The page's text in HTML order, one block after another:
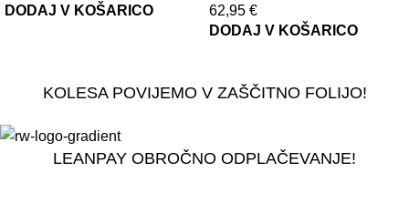
DODAJ V KOŠARICO
62,95 €
DODAJ V KOŠARICO
KOLESA POVIJEMO V ZAŠČITNO FOLIJO!
LEANPAY OBROČNO ODPLAČEVANJE!